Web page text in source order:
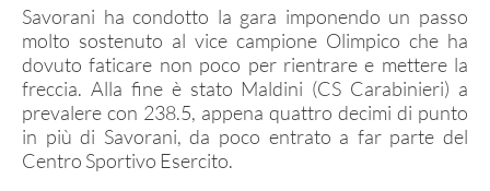
Atleti di interesse nazionale
Staff Tecnico
Staff medico
ATLETI AZZURRI
Savorani ha condotto la gara imponendo un passo
molto sostenuto al vice campione Olimpico che ha
dovuto faticare non poco per rientrare e mettere la
freccia. Alla fine è stato Maldini (CS Carabinieri) a
prevalere con 238.5, appena quattro decimi di punto
in più di Savorani, da poco entrato a far parte del
Centro Sportivo Esercito.